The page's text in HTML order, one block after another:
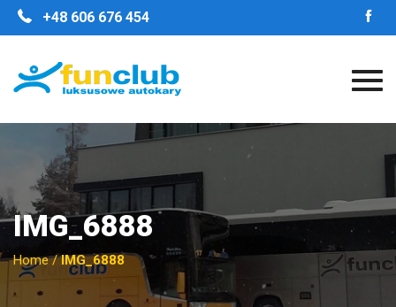
GALERIA
OPINIE
KONTAKT
+48 606 676 454
IMG_6888
Home/IMG_6888